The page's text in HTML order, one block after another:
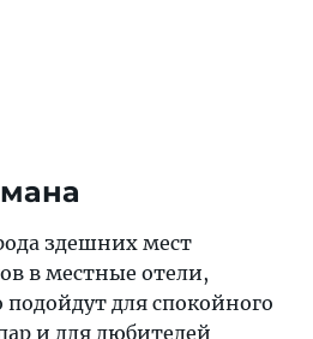
здешних мест
в местные отели,
для спокойного
и для любителей